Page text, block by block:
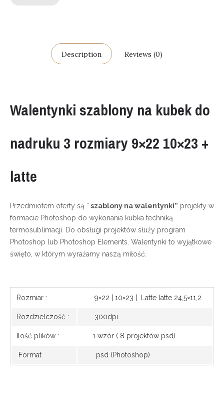
Description Reviews (0)
Walentynki szablony na kubek do
nadruku 3 rozmiary 9×22 10×23 +
latte
Przedmiotem oferty są “ szablony na walentynki” projekty w
formacie Photoshop do wykonania kubka techniką
termosublimacji. Do obsługi projektów służy program
Photoshop lub Photoshop Elements. Walentynki to wyjątkowe
święto, w którym wyrażamy naszą miłość.
Rozmiar : 9×22 | 10×23 | Latte latte 24,5×11,2
Rozdzielczość : 300dpi
Ilość plików : 1 wzór ( 8 projektów psd)
Format .psd (Photoshop)